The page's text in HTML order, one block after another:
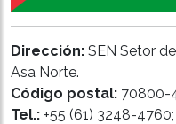
Dirección: SEN Setor
Asa Norte.
Código postal: 70800-
Tel.: +55 (61) 3248-